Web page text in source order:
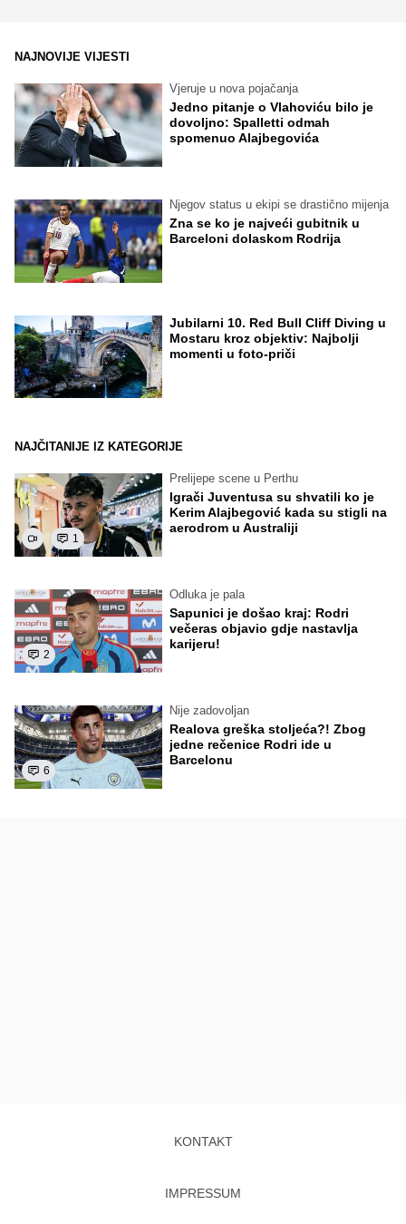
NAJNOVIJE VIJESTI
Vjeruje u nova pojačanja
Jedno pitanje o Vlahoviću bilo je
dovoljno: Spalletti odmah
spomenuo Alajbegovića
Njegov status u ekipi se drastično mijenja
Zna se ko je najveći gubitnik u
Barceloni dolaskom Rodrija
Jubilarni 10. Red Bull Cliff Diving u
Mostaru kroz objektiv: Najbolji
momenti u foto-priči
NAJČITANIJE IZ KATEGORIJE
1
Prelijepe scene u Perthu
Igrači Juventusa su shvatili ko je
Kerim Alajbegović kada su stigli na
aerodrom u Australiji
2
Odluka je pala
Sapunici je došao kraj: Rodri
večeras objavio gdje nastavlja
karijeru!
6
Nije zadovoljan
Realova greška stoljeća?! Zbog
jedne rečenice Rodri ide u
Barcelonu
KONTAKT
IMPRESSUM